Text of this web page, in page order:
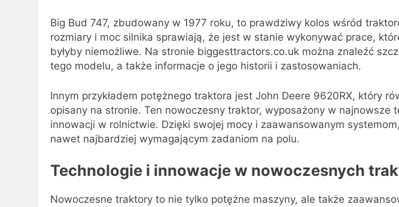
Big Bud 747, zbudowany w 1977 roku, to prawdziwy kolos wśród
rozmiary i moc silnika sprawiają, że jest w stanie wykonywać prace,
byłyby niemożliwe. Na stronie biggesttractors.co.uk można znaleźć
tego modelu, a także informacje o jego historii i zastosowaniach.
Innym przykładem potężnego traktora jest John Deere 9620RX, który
opisany na stronie. Ten nowoczesny traktor, wyposażony w najnowsze
innowacji w rolnictwie. Dzięki swojej mocy i zaawansowanym
nawet najbardziej wymagającym zadaniom na polu.
Technologie i innowacje w nowoczesnych
Nowoczesne traktory to nie tylko potężne maszyny, ale także